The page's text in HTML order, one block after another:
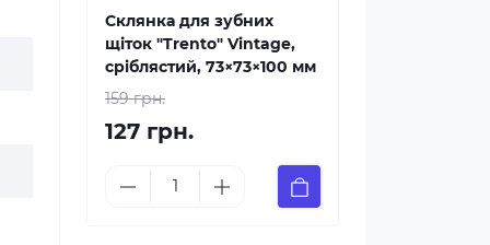
Склянка для зубних
щіток "Trento" Vintage,
сріблястий, 73×73×100 мм
159 грн.
127 грн.